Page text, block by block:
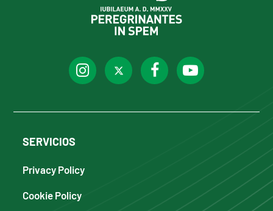
SERVICIOS
Privacy Policy
Cookie Policy